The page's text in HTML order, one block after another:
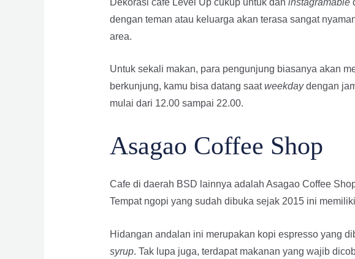
dengan teman atau keluarga akan terasa sangat
area.
Untuk sekali makan, para pengunjung biasanya akan
berkunjung, kamu bisa datang saatweekdaydengan
mulai dari 12.00 sampai 22.00.
Asagao Coffee Shop
Cafe di daerah BSD lainnya adalah Asagao Coffee
Tempat ngopi yang sudah dibuka sejak 2015 ini
Hidangan andalan ini merupakan kopi espresso yang
syrup. Tak lupa juga, terdapat makanan yang wajib